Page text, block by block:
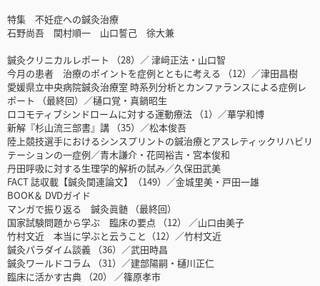
特集 不妊症への鍼灸治療
石野尚吾 関村順一 山口誓己 徐大兼
鍼灸クリニカルレポート （28）／ 津﨑正法・山口智
今月の患者 治療のポイントを症例とともに考える （12）／津田昌樹
愛媛県立中央病院鍼灸治療室 時系列分析とカンファランスによる症例レ
ポート （最終回）／樋口覚・真鍋昭生
ロコモティブシンドロームに対する運動療法 （1）／華学和博
新解『杉山流三部書』講 （35）／松本俊吾
陸上競技選手におけるシンスプリントの鍼治療とアスレティックリハビリ
テーションの一症例／青木謙介・花岡裕吉・宮本俊和
丹田呼吸に対する生理学的解析の試み／久保田武美
FACT 誌収載【鍼灸関連論文】（149）／金城里美・戸田一雄
BOOK＆ DVDガイド
マンガで振り返る 鍼灸眞髄 （最終回）
国家試験問題から学ぶ 臨床の要点 （12） ／山口由美子
竹村文近 本当に学ぶと云うこと（12）／竹村文近
鍼灸パラダイム談義 （36）／武田時昌
鍼灸ワールドコラム （31）／建部陽嗣・樋川正仁
臨床に活かす古典 （20） ／篠原孝市